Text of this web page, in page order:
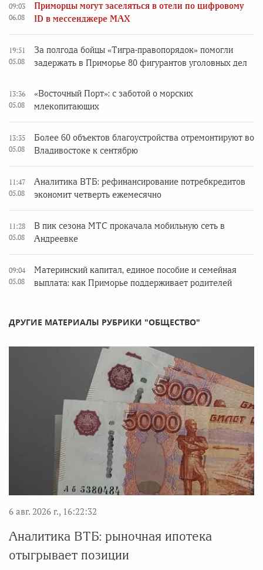
09:03
06.08
Приморцы могут заселяться в отели по цифровому
ID в мессенджере MAX
19:51
05.08
За полгода бойцы «Тигра-правопорядок» помогли
задержать в Приморье 80 фигурантов уголовных дел
13:36
05.08
«Восточный Порт»: с заботой о морских
млекопитающих
13:35
05.08
Более 60 объектов благоустройства отремонтируют во
Владивостоке к сентябрю
11:47
05.08
Аналитика ВТБ: рефинансирование потребкредитов
экономит четверть ежемесячно
11:28
05.08
В пик сезона МТС прокачала мобильную сеть в
Андреевке
09:04
05.08
Материнский капитал, единое пособие и семейная
выплата: как Приморье поддерживает родителей
ДРУГИЕ МАТЕРИАЛЫ РУБРИКИ "ОБЩЕСТВО"
6 авг. 2026 г., 16:22:32
Аналитика ВТБ: рыночная ипотека
отыгрывает позиции